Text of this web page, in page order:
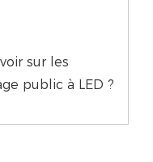
sur les
public à LED ?